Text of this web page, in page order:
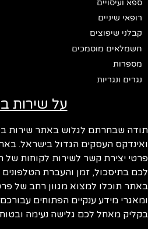
ספא ועיסויים
רופאי שיניים
קבלני שיפוצים
חשמלאים מוסמכים
מספרות
נגרים ונגריות
על שירות
תודה שבחרתם לגלוש באתר שירות
ואינדקס העסקים הגדול בישראל.
פרטי יצירת קשר לשירות לקוחות של
לכם בתיסכול, זמן והעברת
באתר תוכלו למצוא מגוון רחב של
ומאגרי מידע ענקיים הפתוחים
בקליק מאחל לכם גלישה נעימה